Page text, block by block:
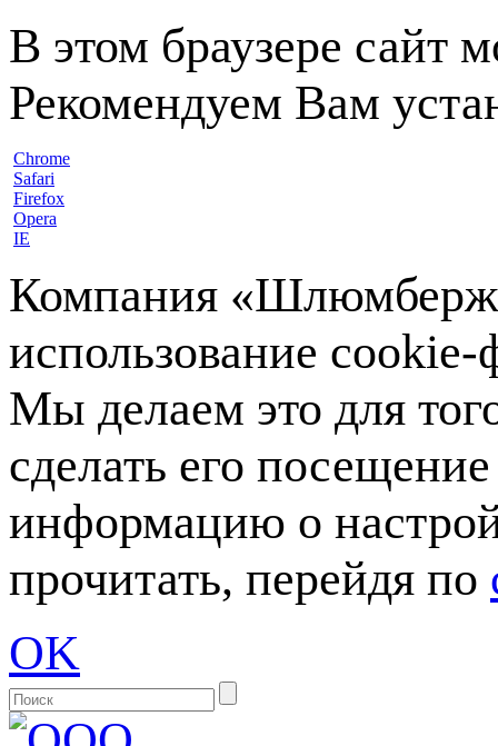
В этом браузере сайт
Рекомендуем Вам
Chrome
Safari
Firefox
Opera
IE
Компания
использование
Мы делаем это для
сделать его
информацию о
прочитать, перейдя по
OK